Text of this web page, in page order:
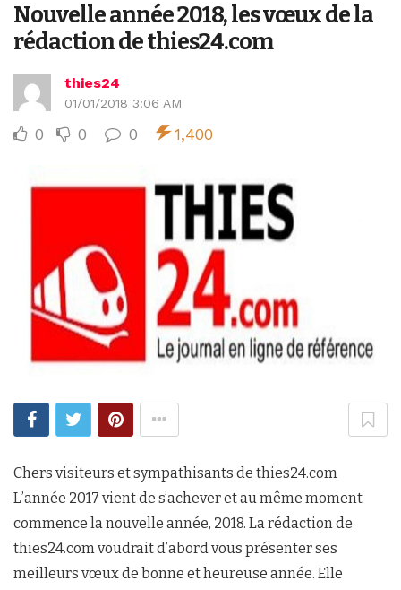
Nouvelle année 2018, les vœux de la
rédaction de thies24.com
thies24
01/01/2018 3:06 AM
0 0 0 1,400
Chers visiteurs et sympathisants de thies24.com
L’année 2017 vient de s’achever et au même moment
commence la nouvelle année, 2018. La rédaction de
thies24.com voudrait d’abord vous présenter ses
meilleurs vœux de bonne et heureuse année. Elle